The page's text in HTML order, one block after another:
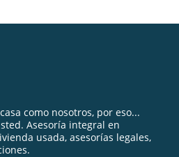
como nosotros, por eso...
Asesoría integral en
usada, asesorías legales,